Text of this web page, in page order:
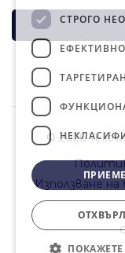
© 2026
Използване
СТРОГО